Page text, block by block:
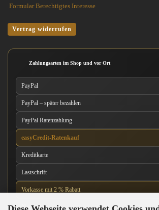
Formular Berechtigtes Interesse
Vertrag widerrufen
Zahlungsarten im Shop und vor Ort
PayPal
PayPal – später bezahlen
PayPal Ratenzahlung
easyCredit-Ratenkauf
Kreditkarte
Lastschrift
Vorkasse mit 2 % Rabatt
Nachnahme